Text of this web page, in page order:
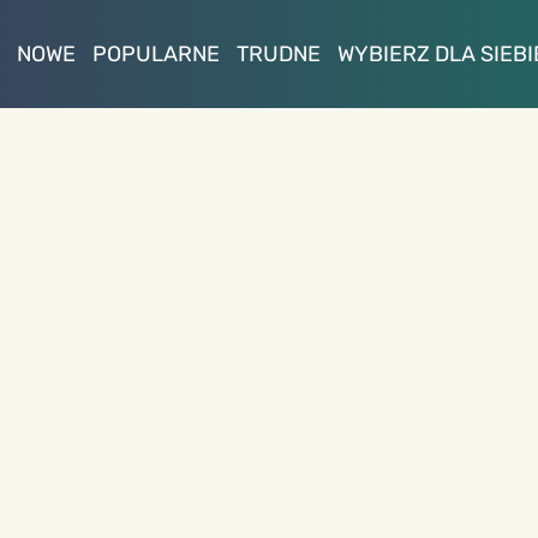
NOWE POPULARNE TRUDNE WYBIERZ DLA